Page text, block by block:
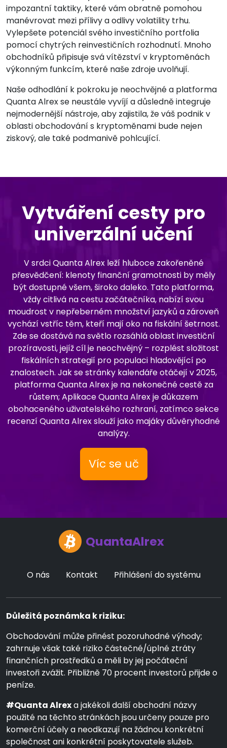
impozantní taktiky, které vám obratně pomohou
manévrovat mezi přílivy a odlivy volatility trhu.
Vylepšete potenciál svého investičního portfolia
pomocí chytrých reinvestičních rozhodnutí. Mnoho
obchodníků připisuje svá vítězství v kryptoměnách
výkonným funkcím, které naše zdroje uvolňují.
Naše odhodlání k pokroku je neochvějné a platforma
Quanta Alrex se neustále vyvíjí a důsledně integruje
nejmodernější nástroje, aby zajistila, že váš podnik v
oblasti obchodování s kryptoměnami bude nejen
ziskový, ale také podmanivě pohlcující.
Vytváření cesty pro
univerzální učení
V srdci Quanta Alrex leží hluboce zakořeněné
přesvědčení: klenoty finanční gramotnosti by měly
být dostupné všem, široko daleko. Tato platforma,
vždy citlivá na cestu začátečníka, nabízí svou
moudrost v nepřeberném množství jazyků a zároveň
vychází vstříc těm, kteří mají oko na fiskální šetrnost.
Zde se dostává na světlo rozsáhlá oblast investiční
prozíravosti, jejíž cíl je neochvějný – rozplést složitost
fiskálních strategií pro populaci hladovějící po
znalostech. Jak se stránky kalendáře otáčejí v 2025,
platforma Quanta Alrex je na nekonečné cestě za
růstem; Aplikace Quanta Alrex je důkazem
obohaceného uživatelského rozhraní, zatímco sekce
recenzí Quanta Alrex slouží jako majáky důvěryhodné
analýzy.
Víc se uč
QuantaAlrex
O nás Kontakt Přihlášení do systému
Důležitá poznámka k riziku:
Obchodování může přinést pozoruhodné výhody;
zahrnuje však také riziko částečné/úplné ztráty
finančních prostředků a měli by jej počáteční
investoři zvážit. Přibližně 70 procent investorů přijde o
peníze.
#Quanta Alrexa jakékoli další obchodní názvy
použité na těchto stránkách jsou určeny pouze pro
komerční účely a neodkazují na žádnou konkrétní
společnost ani konkrétní poskytovatele služeb.